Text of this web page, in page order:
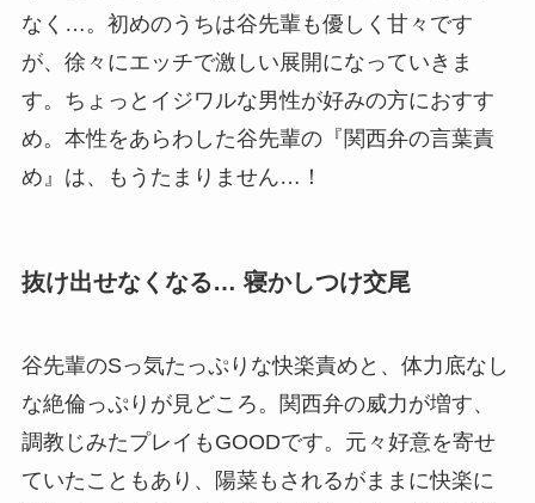
なく…。初めのうちは谷先輩も優しく甘々です
が、徐々にエッチで激しい展開になっていきま
す。ちょっとイジワルな男性が好みの方におすす
め。本性をあらわした谷先輩の『関西弁の言葉責
め』は、もうたまりません…！
抜け出せなくなる… 寝かしつけ交尾
谷先輩のSっ気たっぷりな快楽責めと、体力底なし
な絶倫っぷりが見どころ。関西弁の威力が増す、
調教じみたプレイもGOODです。元々好意を寄せ
ていたこともあり、陽菜もされるがままに快楽に